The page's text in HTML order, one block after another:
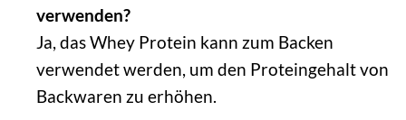
verwenden?
Ja, das Whey Protein kann zum Backen
verwendet werden, um den Proteingehalt von
Backwaren zu erhöhen.